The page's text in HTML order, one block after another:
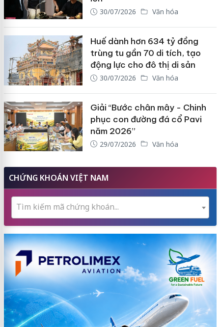
30/07/2026 Văn hóa
Huế dành hơn 634 tỷ đồng
trùng tu gần 70 di tích, tạo
động lực cho đô thị di sản
30/07/2026 Văn hóa
Giải “Bước chân mây - Chinh
phục con đường đá cổ Pavi
năm 2026”
29/07/2026 Văn hóa
CHỨNG KHOÁN VIỆT NAM
Tìm kiếm mã chứng khoán...